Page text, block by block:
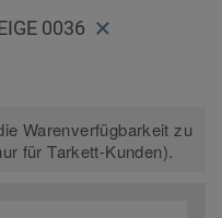
0036
Warenverfügbarkeit zu
für Tarkett-Kunden).